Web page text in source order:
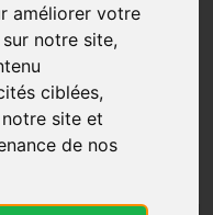
améliorer votre
notre site,
ciblées,
site et
de nos
Pharmacie-
Silhouette de